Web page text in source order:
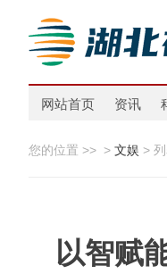
网站首页 资讯
您的位置 >> > 文娱 >
以智赋